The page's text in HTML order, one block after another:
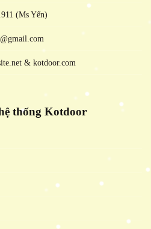
(Ms Yến)
& kotdoor.com
thống Kotdoor